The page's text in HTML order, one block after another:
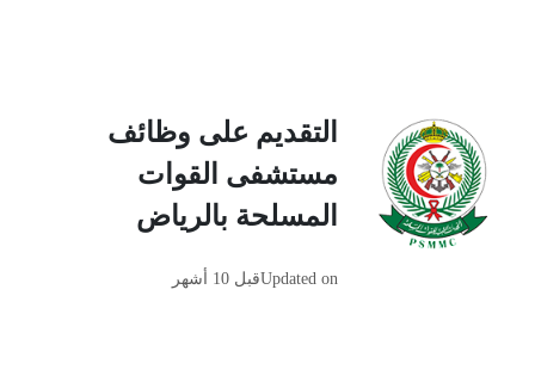
التقديم على وظائف
مستشفى القوات
المسلحة بالرياض
Updated onقبل 10 أشهر